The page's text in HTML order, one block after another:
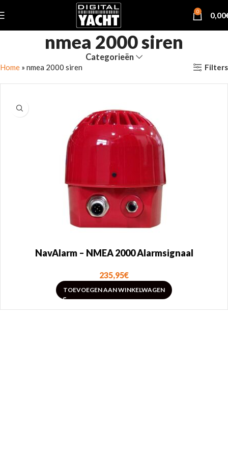
0 0,00
nmea 2000 siren
Categorieën
Home » nmea 2000 siren Filters
NavAlarm – NMEA 2000 Alarmsignaal
235,95€
TOEVOEGEN AAN WINKELWAGEN